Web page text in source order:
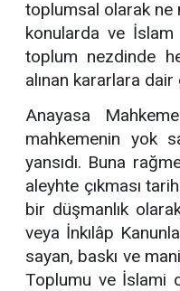
toplumsal olarak ne
konularda ve İslam
toplum nezdinde
alınan kararlara
Anayasa
mahkemenin yok
yansıdı. Buna
aleyhte çıkması
bir düşmanlık
veya İnkılâp
sayan, baskı ve
Toplumu ve İslami